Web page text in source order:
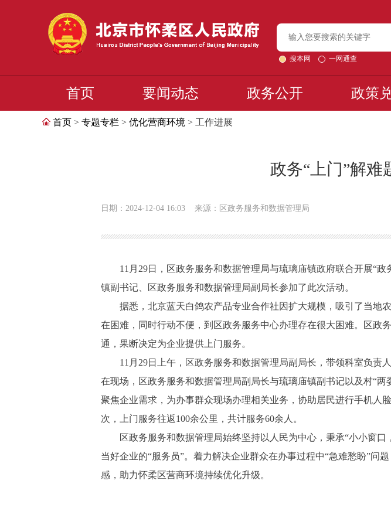
搜本网 一网通查
首页 要闻动态 政务公开 政策
首页 > 专题专栏 > 优化营商环境 > 工作进展
政务“上门”解难
日期：2024-12-04 16:03 来源：区政务服务和数据管理局
11月29日，区政务服务和数据管理局与琉璃庙镇政府联合开展“政
镇副书记、区政务服务和数据管理局副 局长参加了此次活动。
据悉，北京蓝天白鸽农产品专业合作社因扩大规模，吸引了当地
在困难，同时行动不便，到区政务服务中心办理存在很大困难。区政务
通，果断决定为企业提供上门服务。
11月29日上午，区政务服务和数据管理局副局长，带领科室负责
在现场，区政务服务和数据管理局副局长与琉璃庙镇副书记以及村“两
聚焦企业需求，为办事群众现场办理相关业务，协助居民进行手机人
次，上门服务往返100余公里，共计服务60余人。
区政务服务和数据管理局始终坚持以人民为中心，秉承“小小窗口
当好企业的“服务员”。着力解决企业群众在办事过程中“急难愁盼”问
感，助力怀柔区营商环境持续优化升级。